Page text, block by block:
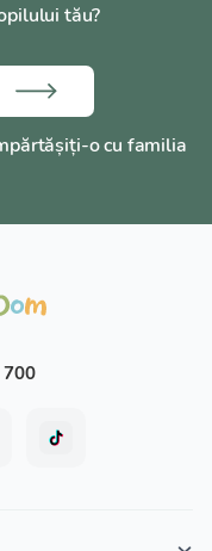
tău?
o cu familia
700